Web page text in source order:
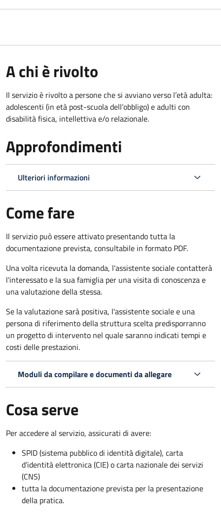
A chi è rivolto
Il servizio è rivoltoa persone che si avviano verso l’età adulta:
adolescenti (in età post-scuola dell’obbligo) e adulti con
disabilità fisica, intellettiva e/o relazionale.
Approfondimenti
Ulteriori informazioni
Come fare
Il servizio può essere attivato presentando tutta la
documentazione prevista, consultabile in formato PDF.
Una volta ricevuta la domanda, l'assistente sociale contatterà
l'interessato e la sua famiglia per una visita di conoscenza e
una valutazione della stessa.
Se la valutazione sarà positiva, l'assistente sociale e una
persona di riferimento della struttura scelta predisporranno
un progetto di intervento nel quale saranno indicati tempi e
costi delle prestazioni.
Moduli da compilare e documenti da allegare
Cosa serve
Per accedere al servizio, assicurati di avere:
SPID (sistema pubblico di identità digitale), carta
d’identità elettronica (CIE) o carta nazionale dei servizi
(CNS)
tutta la documentazione prevista per la presentazione
della pratica.